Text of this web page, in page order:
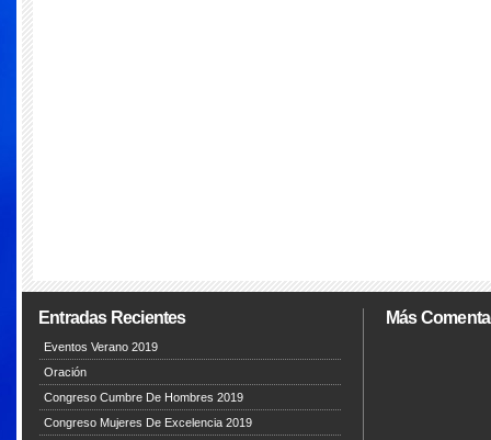
Entradas Recientes
Eventos Verano 2019
Oración
Congreso Cumbre De Hombres 2019
Congreso Mujeres De Excelencia 2019
Más